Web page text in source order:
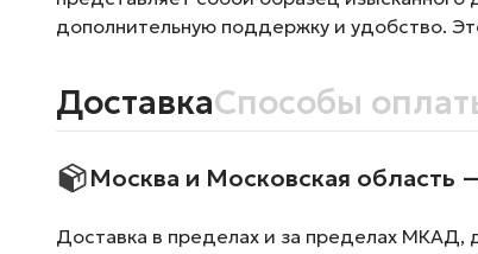
дополнительную поддержку и удобство.
ДоставкаСпособы
Москва и Московская область
Доставка в пределах и за пределах